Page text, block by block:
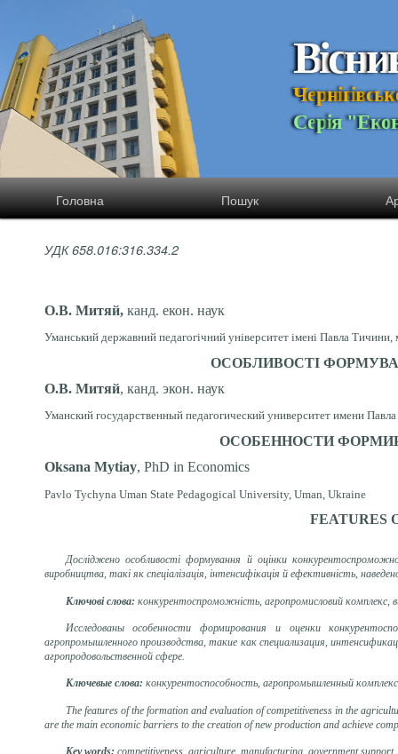
Вісни
Чернігівськ
Серія "Еко
Головна Пошук
УДК 658.016:316.334.2
О.В. Митяй, канд. екон. наук
Уманський державний педагогічний університет імені Павла Тичини,
ОСОБЛИВОСТІ
О.В. Митяй, канд. экон. наук
Уманский государственный педагогический университет имени Павла
ОСОБЕННОСТИ
Oksana Mytiay, PhD in Economics
Pavlo Tychyna Uman State Pedagogical University, Uman, Ukraine
FEATURES
Досліджено особливості формування й оцінки
виробництва, такі як спеціалізація, інтенсифікація й ефективність,
Ключові слова: конкурентоспроможність, агропромисловий
Исследованы особенности формирования и оценки
агропромышленного производства, такие как специализация,
агропродовольственной сфере.
Ключевые слова: конкурентоспособность, агропромышленный
The features of the formation and evaluation of competitiveness in the
are the main economic barriers to the creation of new production and achieve